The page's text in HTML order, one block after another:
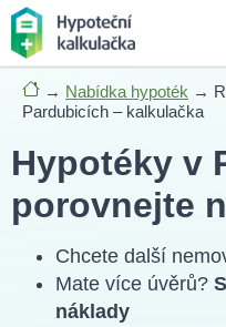
Nabídka hypoték
Magazín
O službě FAQ Slovník pojmů
→ Nabídka hypoték →
Pardubicích – kalkulačka
Hypotéky v
porovnejte
Chcete další
Mate více úvěrů?
náklady